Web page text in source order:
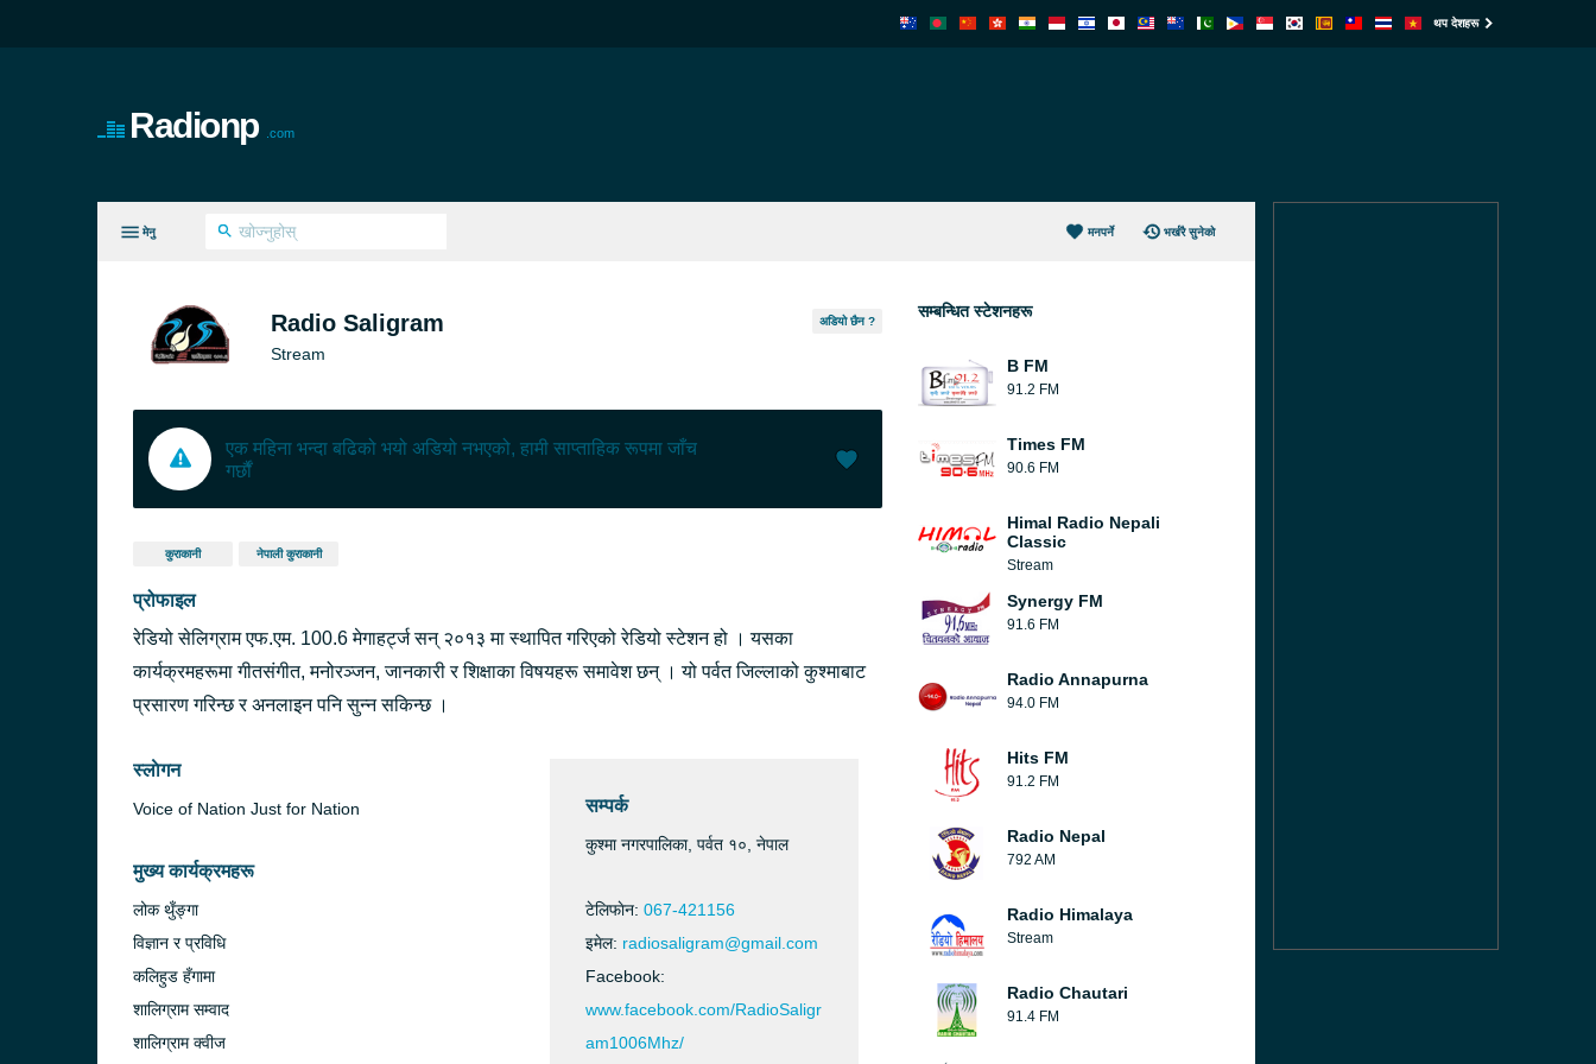
थप देशहरू
Radionp .com
मेनु मनपर्ने भर्खरै सुनेको
Radio Saligram
Stream
अडियो छैन ?
एक महिना भन्दा बढिको भयो अडियो नभएको, हामी साप्ताहिक रूपमा जाँच
गर्छौं
कुराकानी नेपाली कुराकानी
प्रोफाइल
रेडियो सेलिग्राम एफ.एम. 100.6 मेगाहर्ट्ज सन् २०१३ मा स्थापित गरिएको रेडियो स्टेशन हो । यसका
कार्यक्रमहरूमा गीतसंगीत, मनोरञ्जन, जानकारी र शिक्षाका विषयहरू समावेश छन् । यो पर्वत जिल्लाको कुश्माबाट
प्रसारण गरिन्छ र अनलाइन पनि सुन्न सकिन्छ ।
स्लाेगन
Voice of Nation Just for Nation
मुख्य कार्यक्रमहरू
लोक थुँङ्गा
विज्ञान र प्रविधि
कलिहुड हँगामा
शालिग्राम सम्वाद
शालिग्राम क्वीज
सम्पर्क
कुश्मा नगरपालिका, पर्वत १०, नेपाल
टेलिफाेन: 067-421156
इमेल: radiosaligram@gmail.com
Facebook:
www.facebook.com/RadioSaligr
am1006Mhz/
सम्बन्धित स्टेशनहरू
B FM
91.2 FM
Times FM
90.6 FM
Himal Radio Nepali
Classic
Stream
Synergy FM
91.6 FM
Radio Annapurna
94.0 FM
Hits FM
91.2 FM
Radio Nepal
792 AM
Radio Himalaya
Stream
Radio Chautari
91.4 FM